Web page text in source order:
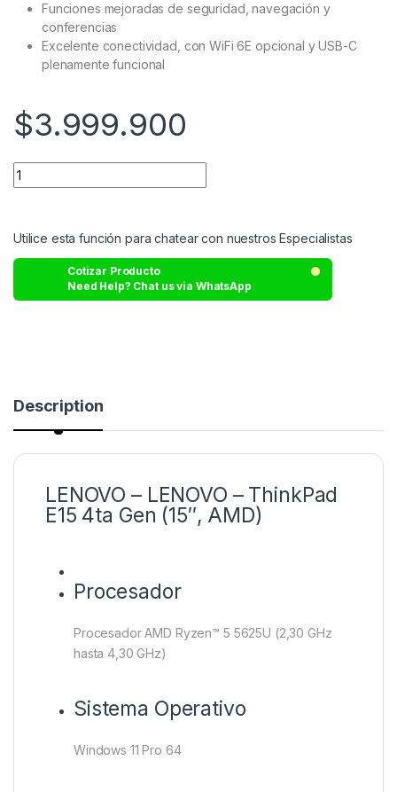
Funciones mejoradas de seguridad, navegación y
conferencias
Excelente conectividad, con WiFi 6E opcional y USB-C
plenamente funcional
$3.999.900
Utilice esta función para chatear con nuestros Especialistas
Cotizar Producto
Need Help? Chat us via WhatsApp
Description
LENOVO – LENOVO – ThinkPad
E15 4ta Gen (15″, AMD)
Procesador
Procesador AMD Ryzen™ 5 5625U (2,30 GHz
hasta 4,30 GHz)
Sistema Operativo
Windows 11 Pro 64